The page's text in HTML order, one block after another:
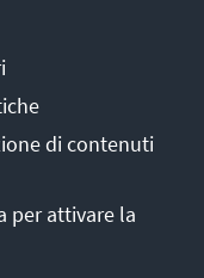
e.V. 2026
di contenuti
per attivare la